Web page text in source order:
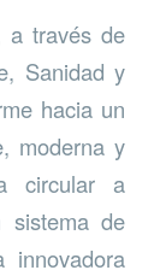
a través de
Sanidad y
hacia un
moderna y
circular a
sistema de
innovadora